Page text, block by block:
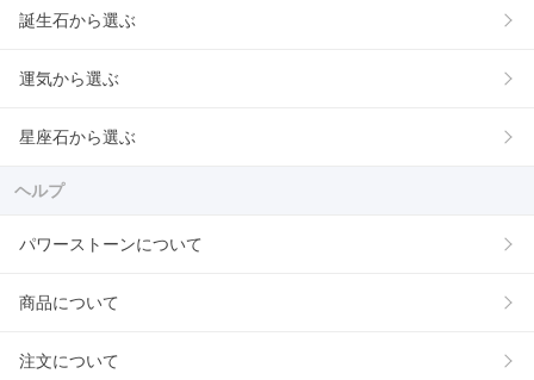
誕生石から選ぶ
運気から選ぶ
星座石から選ぶ
ヘルプ
パワーストーンについて
商品について
注文について